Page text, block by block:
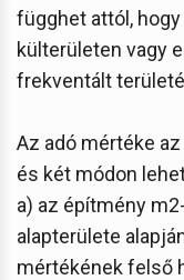
függhet attól,
külterületen vagy
frekventált
Az adó mértéke
és két módon
a) az építmény
alapterülete
mértékének felső